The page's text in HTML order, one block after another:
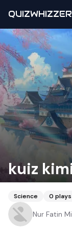
QUIZWHIZZER
kuiz
Science 0 plays
Nur Fatin